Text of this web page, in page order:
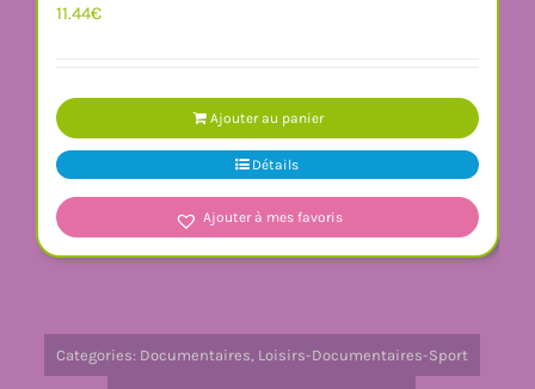
11.44€
Ajouter au panier
Détails
Ajouter à mes favoris
Categories: Documentaires Loisirs-Documentaires-Sport